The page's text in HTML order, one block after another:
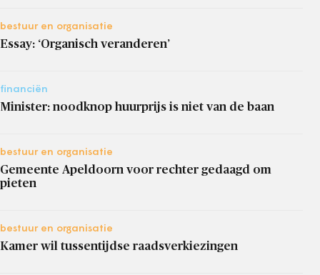
bestuur en organisatie
Essay: ‘Organisch veranderen’
financiën
Minister: noodknop huurprijs is niet van de baan
bestuur en organisatie
Gemeente Apeldoorn voor rechter gedaagd om
pieten
bestuur en organisatie
Kamer wil tussentijdse raadsverkiezingen